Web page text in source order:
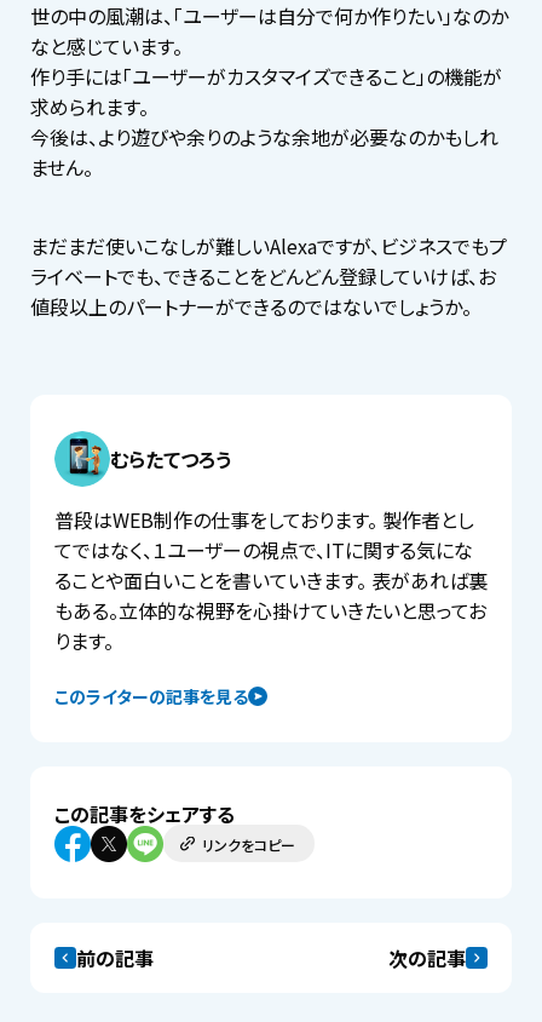
世の中の風潮は、「ユーザーは自分で何か作りたい」なのか
なと感じています。
作り手には「ユーザーがカスタマイズできること」の機能が
求められます。
今後は、より遊びや余りのような余地が必要なのかもしれ
ません。
まだまだ使いこなしが難しいAlexaですが、ビジネスでもプ
ライベートでも、できることをどんどん登録していけば、お
値段以上のパートナーができるのではないでしょうか。
むらたてつろう
このライターの記事を見る
普段はWEB制作の仕事をしております。 製作者とし
てではなく、１ユーザーの視点で、ITに関する気にな
ることや面白いことを書いていきます。 表があれば裏
もある。立体的な視野を心掛けていきたいと思ってお
ります。
この記事をシェアする
リンクをコピー
前の記事 次の記事